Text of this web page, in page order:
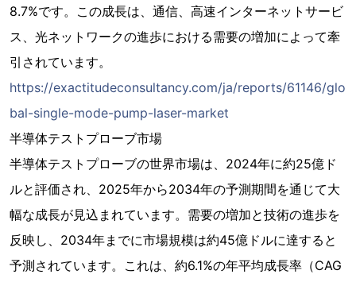
8.7%です。この成長は、通信、高速インターネットサービ
ス、光ネットワークの進歩における需要の増加によって牽
引されています。
https://exactitudeconsultancy.com/ja/reports/61146/glo
bal-single-mode-pump-laser-market
半導体テストプローブ市場
半導体テストプローブの世界市場は、2024年に約25億ド
ルと評価され、2025年から2034年の予測期間を通じて大
幅な成長が見込まれています。需要の増加と技術の進歩を
反映し、2034年までに市場規模は約45億ドルに達すると
予測されています。これは、約6.1%の年平均成長率（CAG